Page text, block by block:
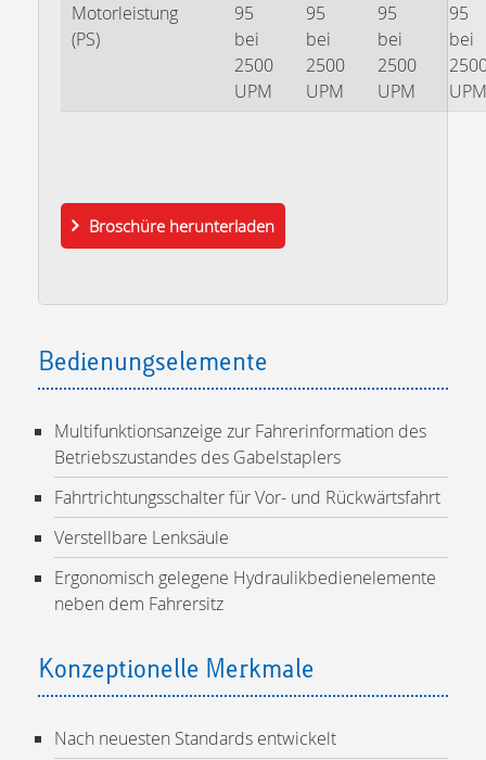
Motorleistung
(PS)
95
bei
2500
UPM
95
bei
2500
UPM
95
bei
2500
UPM
95
bei
UPM
Broschüre herunterladen
Bedienungselemente
Multifunktionsanzeige zur Fahrerinformation des
Betriebszustandes des Gabelstaplers
Fahrtrichtungsschalter für Vor- und Rückwärtsfahrt
Verstellbare Lenksäule
Ergonomisch gelegene Hydraulikbedienelemente
neben dem Fahrersitz
Konzeptionelle Merkmale
Nach neuesten Standards entwickelt